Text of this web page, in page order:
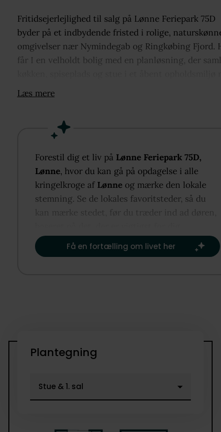
Fritidsejerlejlighed til salg på Lønne Feriepark 75D
byder på et indbydende fristed i rolige,
omgivelser nær Nymindegab og Ringkøbing Fjord.
får I en velholdt bolig med en planløsning, der
fine kig til det grønne. Boligen rummer to værelser
behagelig fornemmelse af privatliv. I bor tæt på
Nebels indkøb og faciliteter. En dejlig base til ferier
året rundt.
Læs mere
Forestil dig et liv på Lønne Feriepark 75D,
Lønne, hvor du kan gå på opdagelse i alle
kringelkroge af Lønne og mærke den lokale
stemning. Se de lokales favoritsteder, så du
kan mærke stedet, før du træder ind ad døren,
Få en fortælling om livet her
Plantegning